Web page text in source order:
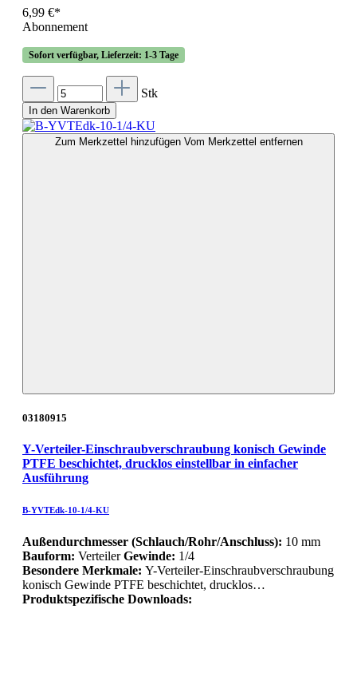
6,99 €*
Abonnement
Sofort verfügbar, Lieferzeit: 1-3 Tage
Stk
In den Warenkorb
Zum Merkzettel hinzufügen Vom Merkzettel entfernen
03180915
Y-Verteiler-Einschraubverschraubung konisch Gewinde
PTFE beschichtet, drucklos einstellbar in einfacher
Ausführung
B-YVTEdk-10-1/4-KU
Außendurchmesser (Schlauch/Rohr/Anschluss): 10 mm
Bauform: VerteilerGewinde: 1/4
Besondere Merkmale: Y-Verteiler-Einschraubverschraubung
konisch Gewinde PTFE beschichtet, drucklos…
Produktspezifische Downloads: